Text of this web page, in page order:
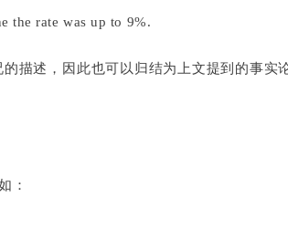
the rate was up to 9%.
描述，因此也可以归结为上文提到的事实
：